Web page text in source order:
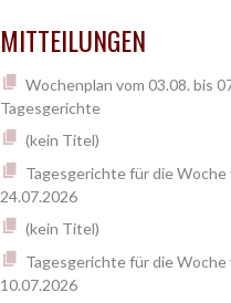
MITTEILUNGEN
Wochenplan vom 03.08. bis
Tagesgerichte
(kein Titel)
Tagesgerichte für die Woche
24.07.2026
(kein Titel)
Tagesgerichte für die Woche
10.07.2026